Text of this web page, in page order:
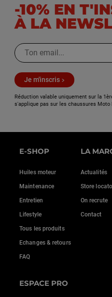
-10% EN
À LA
Je m'inscris
Réduction valable uniquement sur la
s'applique pas sur les chaussures Moto
E-SHOP
Huiles moteur
Maintenance
Entretien
Lifestyle
Tous les produits
Echanges & retours
FAQ
LA
Actualités
Store
On recrute
Contact
ESPACE PRO